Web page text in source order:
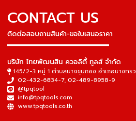
CONTACT US
ติดต่อสอบถามสินค้า-ขอใบเสนอราคา
▬▬▬▬▬▬▬▬▬▬▬▬▬▬▬
บริษัท ไทยพัฒนสิน ควอลิตี้ ทูลส์ จำกัด
145/2-3 หมู่ 1 ตำบลบางขุนกอง อำเภอบางกร
02-432-6834-7, 02-489-8958-9
@tpqtool
info@tpqtools.com
www.tpqtools.co.th